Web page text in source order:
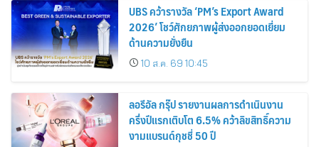
UBS คว้ารางวัล ‘PM’s Export Award
2026’ โชว์ศักยภาพผู้ส่งออกยอดเยี่ยม
ด้านความยั่งยืน
10 ส.ค. 69 10:45
ลอรีอัล กรุ๊ป รายงานผลการดำเนินงาน
ครึ่งปีแรกเติบโต 6.5% คว้าลิขสิทธิ์ความ
งามแบรนด์กุชชี่ 50 ปี